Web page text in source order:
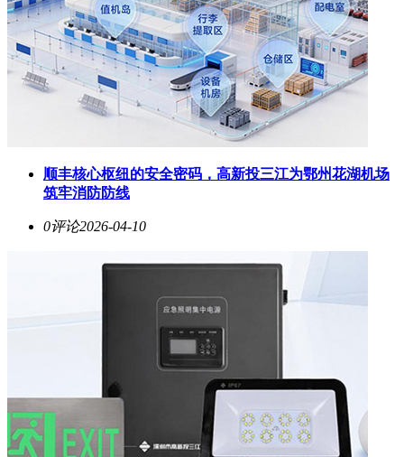
顺丰核心枢纽的安全密码，高新投三江为鄂州花湖机场
筑牢消防防线
0评论2026-04-10